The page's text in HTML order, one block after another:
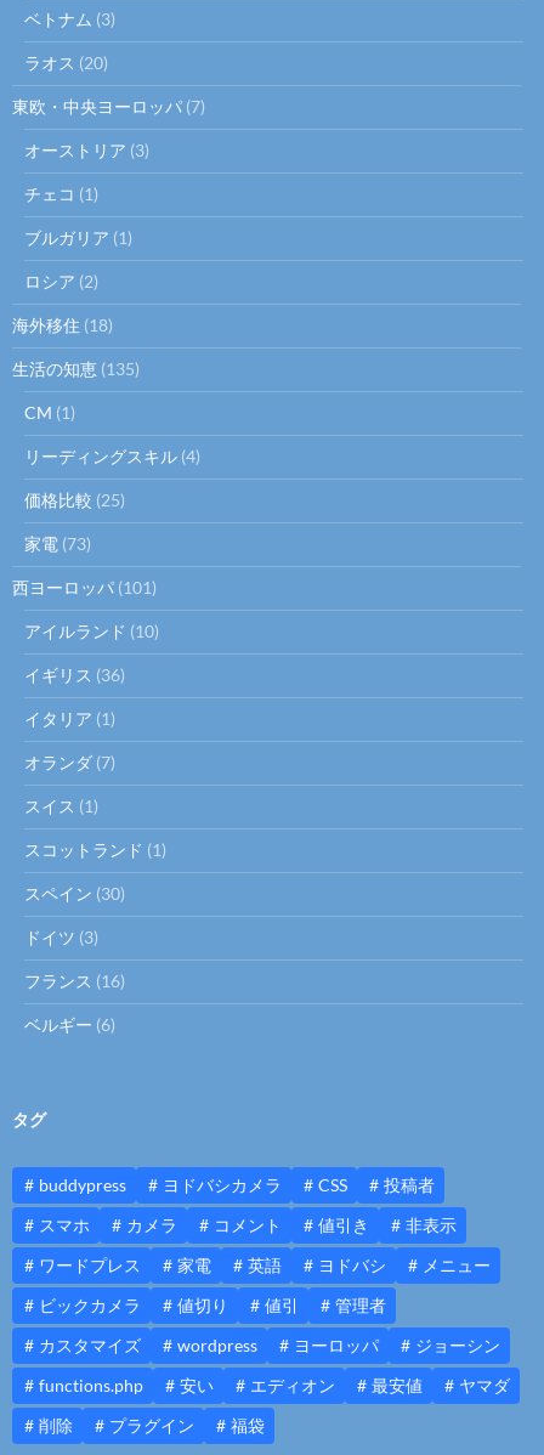
ベトナム (3)
ラオス (20)
東欧・中央ヨーロッパ (7)
オーストリア (3)
チェコ (1)
ブルガリア (1)
ロシア (2)
海外移住 (18)
生活の知恵 (135)
CM (1)
リーディングスキル (4)
価格比較 (25)
家電 (73)
西ヨーロッパ (101)
アイルランド (10)
イギリス (36)
イタリア (1)
オランダ (7)
スイス (1)
スコットランド (1)
スペイン (30)
ドイツ (3)
フランス (16)
ベルギー (6)
タグ
buddypress ヨドバシカメラ CSS
投稿者
スマホ
カメラ コメント 値引き
非表示
ワードプレス
家電 英語 ヨドバシ
メニュー
ビックカメラ
値切り 値引
管理者
カスタマイズ
wordpress ヨーロッパ
ジョーシン
functions.php
安い エディオン 最安値
ヤマダ
削除
プラグイン 福袋